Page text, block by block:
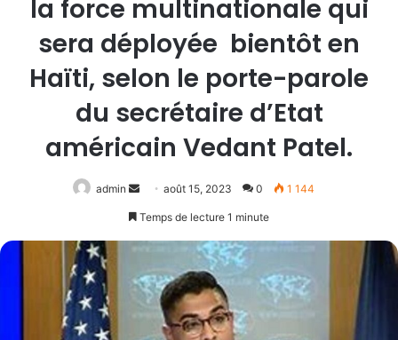
la force multinationale qui
sera déployée bientôt en
Haïti, selon le porte-parole
du secrétaire d’Etat
américain Vedant Patel.
admin
Envoyeraoût 15, 2023 0 1 144
Temps de lecture 1 minute